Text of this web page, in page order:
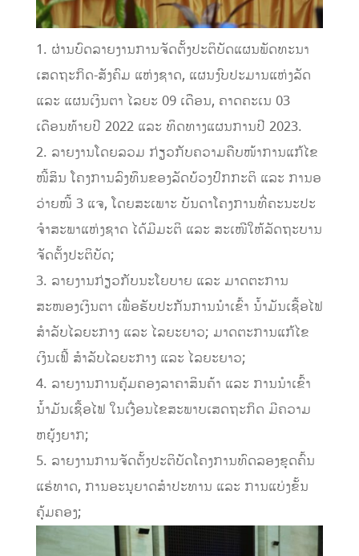
1. ຜ່ານບົດລາຍງານການຈັດຕັ້ງປະຕິບັດແຜນພັດທະນາ
ເສດຖະກິດ-ສັງຄົມ ແຫ່ງຊາດ, ແຜນງົບປະມານແຫ່ງລັດ
ແລະ ແຜນເງິນຕາ ໄລຍະ 09 ເດືອນ, ຄາດຄະເນ 03
ເດືອນທ້າຍປີ 2022 ແລະ ທິດທາງແຜນການປີ 2023.
2. ລາຍງານໂດຍລວມ ກ່ຽວກັບຄວາມຄືບໜ້າການແກ້ໄຂ
ໜີ້ສິນ ໂຄງການລົງທຶນຂອງລັດບ້ວງປົກກະຕິ ແລະ ການອ
ວ່າຍໜີ້ 3 ແຈ, ໂດຍສະເພາະ ບັນດາໂຄງການທີ່ຄະນະປະ
ຈໍາສະພາແຫ່ງຊາດ ໄດ້ມີມະຕິ ແລະ ສະເໜີໃຫ້ລັດຖະບານ
ຈັດຕັ້ງປະຕິບັດ;
3. ລາຍງານກ່ຽວກັບນະໂຍບາຍ ແລະ ມາດຕະການ
ສະໜອງເງິນຕາ ເພື່ອຮັບປະກັນການນໍາເຂົ້າ ນໍ້າມັນເຊື້ອໄຟ
ສໍາລັບໄລຍະກາງ ແລະ ໄລຍະຍາວ; ມາດຕະການແກ້ໄຂ
ເງິນເຟີ້ ສໍາລັບໄລຍະກາງ ແລະ ໄລຍະຍາວ;
4. ລາຍງານການຄຸ້ມຄອງລາຄາສິນຄ້າ ແລະ ການນຳເຂົ້າ
ນໍ້າມັນເຊື້ອໄຟ ໃນເງື່ອນໄຂສະພາບເສດຖະກິດ ມີຄວາມ
ຫຍຸ້ງຍາກ;
5. ລາຍງານການຈັດຕັ້ງປະຕິບັດໂຄງການທົດລອງຂຸດຄົ້ນ
ແຮ່ທາດ, ການອະນຸຍາດສຳປະທານ ແລະ ການແບ່ງຂັ້ນ
ຄຸ້ມຄອງ;